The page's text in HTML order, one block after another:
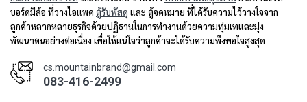
บอร์ดมีล้อ ที่วางไอแพด ตู้รับพัสดุ และ ตู้จดหมาย ที่ได้รับความไว้วางใจจาก
ลูกค้าหลากหลายธุรกิจด้วยปฏิธานในการทำงานด้วยความทุ่มเทและมุ่ง
พัฒนาตนอย่างต่อเนื่อง เพื่อให้แน่ใจว่าลูกค้าจะได้รับความพึงพอใจสูงสุด
cs.mountainbrand@gmail.com
083-416-2499